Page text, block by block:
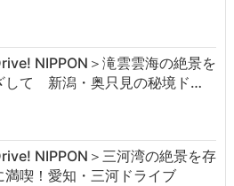
NIPPON＞滝雲雲海の絶景を
して 新潟・奥只見の秘境ド…
NIPPON＞三河湾の絶景を存
満喫！愛知・三河ドライブ